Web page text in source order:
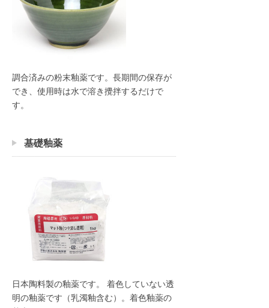
調合済みの粉末釉薬です。長期間の保存が
でき、使用時は水で溶き攪拌するだけで
す。
基礎釉薬
日本陶料製の釉薬です。 着色していない透
明の釉薬です（乳濁釉含む）。着色釉薬の